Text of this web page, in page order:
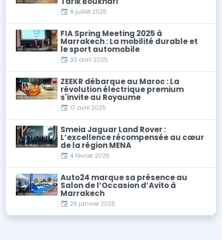
8 juillet 2025
FIA Spring Meeting 2025 à
Marrakech : La mobilité durable et
le sport automobile
30 avril 2025
ZEEKR débarque au Maroc : La
révolution électrique premium
s'invite au Royaume
17 avril 2025
Smeia Jaguar Land Rover :
L’excellence récompensée au cœur
de la région MENA
4 février 2025
Auto24 marque sa présence au
Salon de l’Occasion d’Avito à
Marrakech
26 janvier 2025